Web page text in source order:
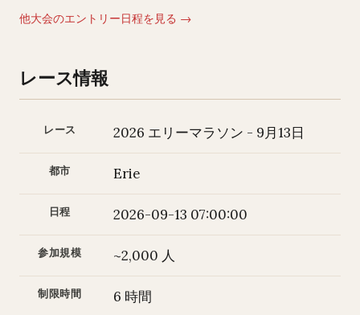
他大会のエントリー日程を見る →
レース情報
レース 2026 エリーマラソン - 9月13日
都市 Erie
日程 2026-09-13 07:00:00
参加規模 ~2,000 人
制限時間 6 時間